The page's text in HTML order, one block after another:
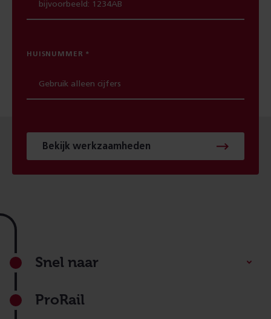
HUISNUMMER
Bekijk werkzaamheden
Footer
Snel naar
ProRail